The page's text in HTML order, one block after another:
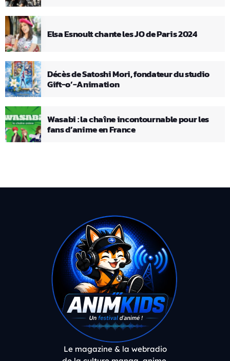
Elsa Esnoult chante les JO de Paris 2024
Décès de Satoshi Mori, fondateur du studio
Gift-o’-Animation
Wasabi : la chaîne incontournable pour les
fans d’anime en France
Le magazine & la webradio